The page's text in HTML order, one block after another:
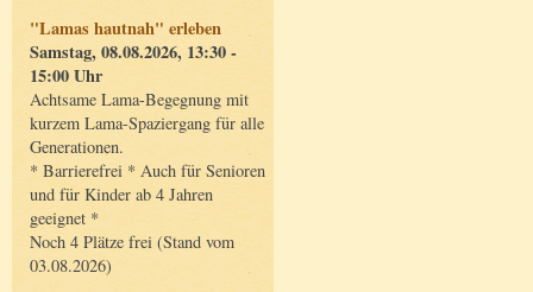
"Lamas hautnah" erleben
Samstag, 08.08.2026, 13:30 -
15:00 Uhr
Achtsame Lama-Begegnung mit
kurzem Lama-Spaziergang für alle
Generationen.
* Barrierefrei * Auch für Senioren
und für Kinder ab 4 Jahren
geeignet *
Noch 4 Plätze frei (Stand vom
03.08.2026)